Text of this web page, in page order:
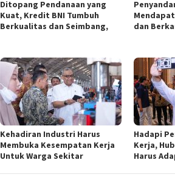
Ditopang Pendanaan yang
Kuat, Kredit BNI Tumbuh
Berkualitas dan Seimbang,
dan
Kehadiran Industri Harus
Membuka Kesempatan Kerja
Untuk Warga Sekitar
Hadapi
Kerja,
Harus